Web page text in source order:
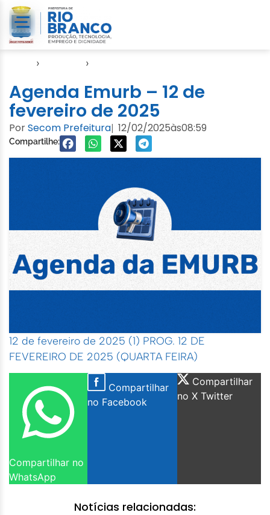
› ›
Agenda Emurb – 12 de
fevereiro de 2025
PorSecom Prefeitura| 12/02/2025às08:59
Compartilhe:
12 de fevereiro de 2025 (1) PROG. 12 DE
FEVEREIRO DE 2025 (QUARTA FEIRA)
Compartilhar no
WhatsApp
Compartilhar
no Facebook
Compartilhar
no X Twitter
Notícias relacionadas: